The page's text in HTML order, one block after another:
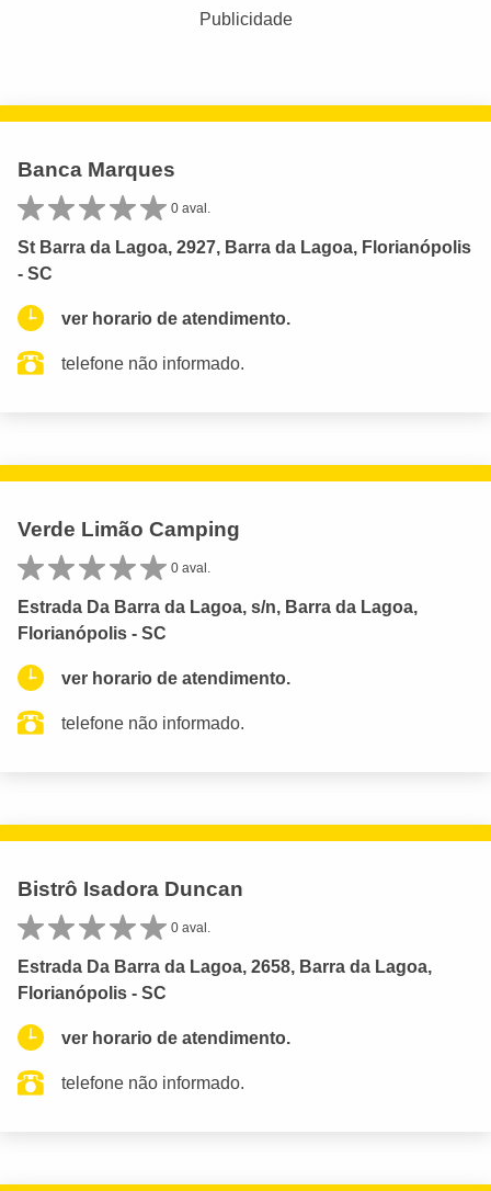
Publicidade
Banca Marques
0 aval.
St Barra da Lagoa, 2927, Barra da Lagoa, Florianópolis
- SC
ver horario de atendimento.
telefone não informado.
Verde Limão Camping
0 aval.
Estrada Da Barra da Lagoa, s/n, Barra da Lagoa,
Florianópolis - SC
ver horario de atendimento.
telefone não informado.
Bistrô Isadora Duncan
0 aval.
Estrada Da Barra da Lagoa, 2658, Barra da Lagoa,
Florianópolis - SC
ver horario de atendimento.
telefone não informado.